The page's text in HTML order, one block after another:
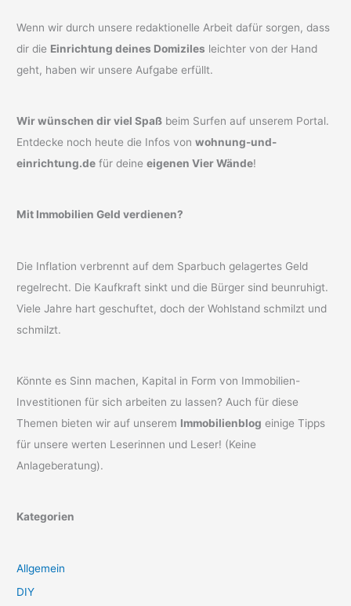
Wenn wir durch unsere redaktionelle Arbeit dafür sorgen, dass
dir die Einrichtung deines Domiziles leichter von der Hand
geht, haben wir unsere Aufgabe erfüllt.
Wir wünschen dir viel Spaß beim Surfen auf unserem Portal.
Entdecke noch heute die Infos vonwohnung-und-
einrichtung.de für deineeigenen Vier Wände!
Mit Immobilien Geld verdienen?
Die Inflation verbrennt auf dem Sparbuch gelagertes Geld
regelrecht. Die Kaufkraft sinkt und die Bürger sind beunruhigt.
Viele Jahre hart geschuftet, doch der Wohlstand schmilzt und
schmilzt.
Könnte es Sinn machen, Kapital in Form von Immobilien-
Investitionen für sich arbeiten zu lassen? Auch für diese
Themen bieten wir auf unserem Immobilienblog einige Tipps
für unsere werten Leserinnen und Leser! (Keine
Anlageberatung).
Kategorien
Allgemein
DIY